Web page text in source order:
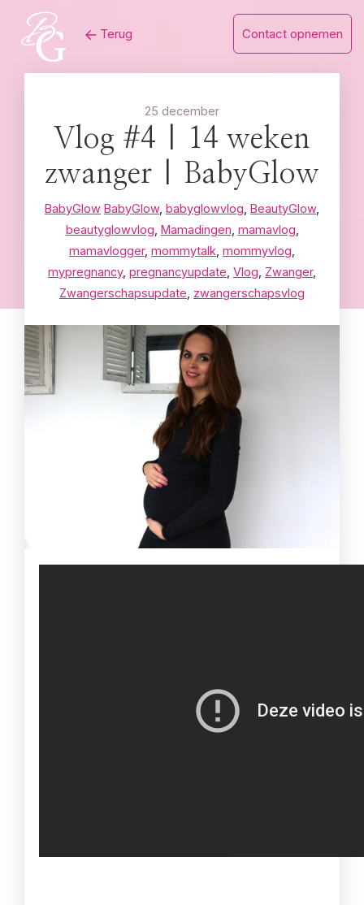
content
Terug Contact opnemen
25 december
Vlog #4 | 14 weken
zwanger | BabyGlow
BabyGlow BabyGlow, babyglowvlog BeautyGlow,
beautyglowvlog Mamadingen mamavlog
mamavlogger, mommytalk mommyvlog
mypregnancy, pregnancyupdate Vlog Zwanger,
Zwangerschapsupdate zwangerschapsvlog